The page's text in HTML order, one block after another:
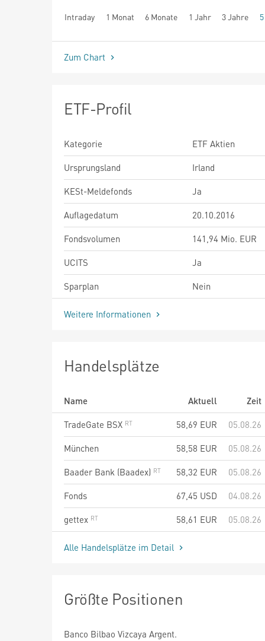
Intraday 1 Monat 6 Monate 1 Jahr 3 Jahre
seit Beginn
Zum Chart
ETF-Profil
Kategorie
ETF Aktien
Ursprungsland
Irland
KESt-Meldefonds
Ja
Auflagedatum
20.10.2016
Fondsvolumen
141,94 Mio. EUR
UCITS
Ja
Sparplan
Nein
Weitere Informationen
Handelsplätze
Name Aktuell
Zeit
TradeGate BSX
58,69 EUR
05.08.26
München
58,58 EUR
05.08.26
Baader Bank (Baadex)
58,32 EUR
05.08.26
Fonds
67,45 USD
04.08.26
gettex
58,61 EUR 05.08.26
Alle Handelsplätze im Detail
Größte Positionen
Banco Bilbao Vizcaya Argent.